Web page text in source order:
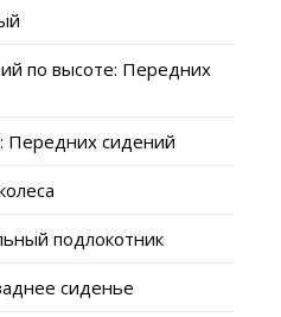
по высоте: Передних
Передних сидений
подлокотник
сиденье